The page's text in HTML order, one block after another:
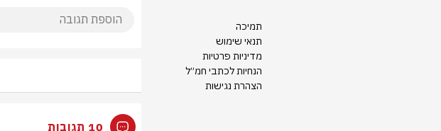
תמיכה
תנאי שימוש
מדיניות פרטיות
הנחיות לכתבי חמ״ל
הצהרת נגישות
10 תגובות